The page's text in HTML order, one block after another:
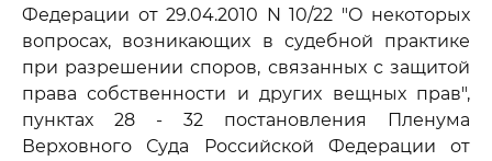
Федерации от 29.04.2010 N 10/22 "О некоторых
вопросах, возникающих в судебной практике
при разрешении споров, связанных с защитой
права собственности и других вещных прав",
пунктах 28 - 32 постановления Пленума
Верховного Суда Российской Федерации от